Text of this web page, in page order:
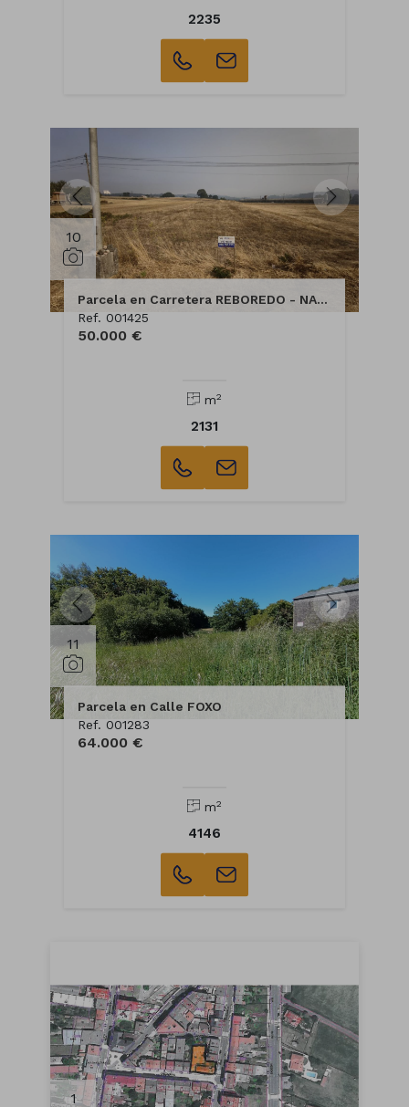
2235
10
Parcela en Carretera REBOREDO - NACIONAL 640
Ref. 001425
50.000 €
m2
2131
11
Parcela en Calle FOXO
Ref. 001283
64.000 €
m2
4146
1